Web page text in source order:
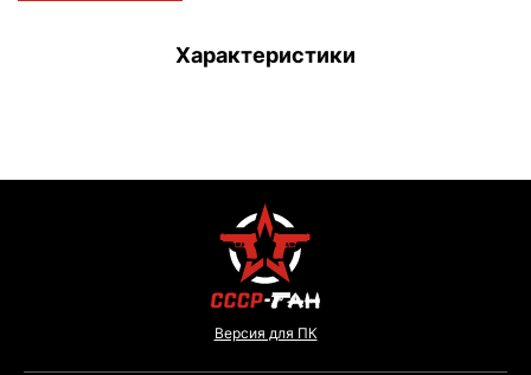
Характеристики
Версия для ПК